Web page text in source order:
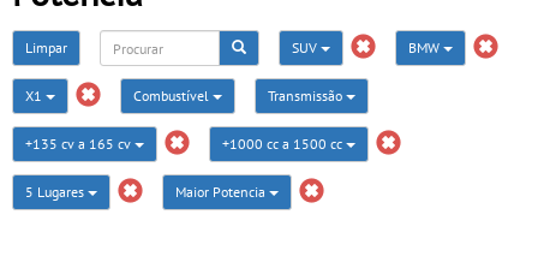
Limpar SUV BMW
X1 Combustível Transmissão
+135 cv a 165 cv +1000 cc a 1500 cc
5 Lugares Maior Potencia